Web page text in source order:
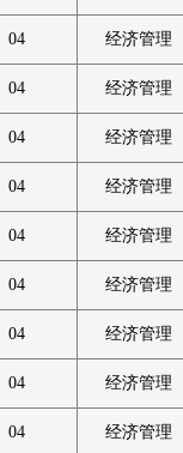
04 经济管理
04 经济管理
04 经济管理
04 经济管理
04 经济管理
04 经济管理
04 经济管理
04 经济管理
04 经济管理